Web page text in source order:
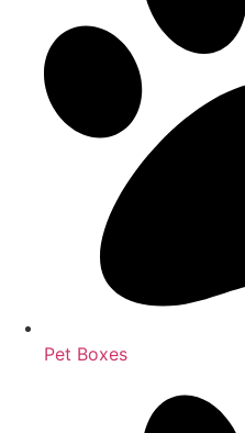
Pet Boxes